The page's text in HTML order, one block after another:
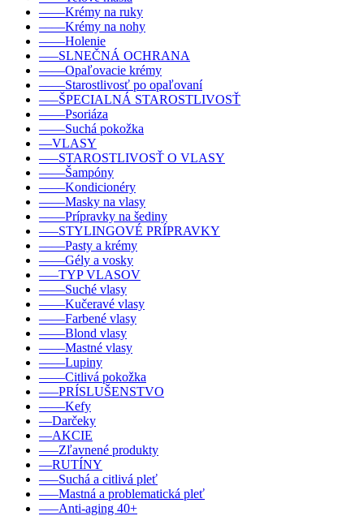
––––Krémy na ruky
––––Krémy na nohy
––––Holenie
–––SLNEČNÁ OCHRANA
––––Opaľovacie krémy
––––Starostlivosť po opaľovaní
–––ŠPECIALNÁ STAROSTLIVOSŤ
––––Psoriáza
––––Suchá pokožka
––VLASY
–––STAROSTLIVOSŤ O VLASY
––––Šampóny
––––Kondicionéry
––––Masky na vlasy
––––Prípravky na šediny
–––STYLINGOVÉ PRÍPRAVKY
––––Pasty a krémy
––––Gély a vosky
–––TYP VLASOV
––––Suché vlasy
––––Kučeravé vlasy
––––Farbené vlasy
––––Blond vlasy
––––Mastné vlasy
––––Lupiny
––––Citlivá pokožka
–––PRÍSLUŠENSTVO
––––Kefy
––Darčeky
––AKCIE
–––Zľavnené produkty
––RUTÍNY
–––Suchá a citlivá pleť
–––Mastná a problematická pleť
–––Anti-aging 40+